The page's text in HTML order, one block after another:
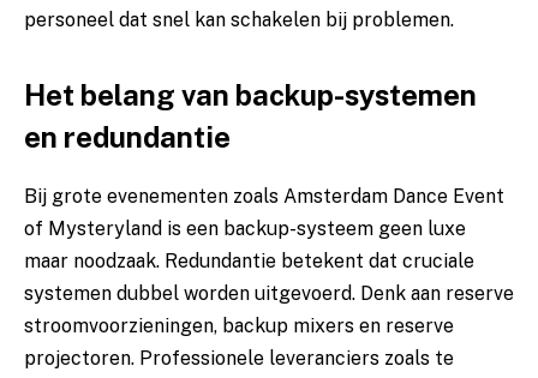
personeel dat snel kan schakelen bij problemen.
Het belang van backup-systemen
en redundantie
Bij grote evenementen zoals Amsterdam Dance Event
of Mysteryland is een backup-systeem geen luxe
maar noodzaak. Redundantie betekent dat cruciale
systemen dubbel worden uitgevoerd. Denk aan reserve
stroomvoorzieningen, backup mixers en reserve
projectoren. Professionele leveranciers zoals te